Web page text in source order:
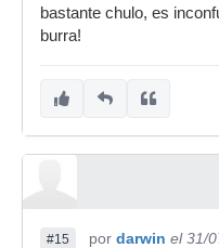
bastante chulo, es
burra!
#15 por darwin el 31/